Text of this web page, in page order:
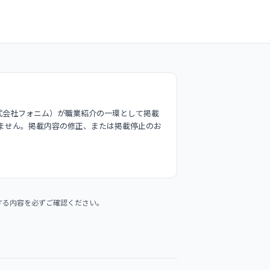
社フォニム）が職業紹介の一環として掲載
ん。掲載内容の修正、または掲載停止のお
内容を必ずご確認ください。